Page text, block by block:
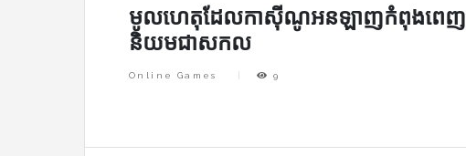
មូលហេតុដែលកាស៊ីណូអនឡាញកំពុងពេញ
និយមជាសកល
Online Games 9